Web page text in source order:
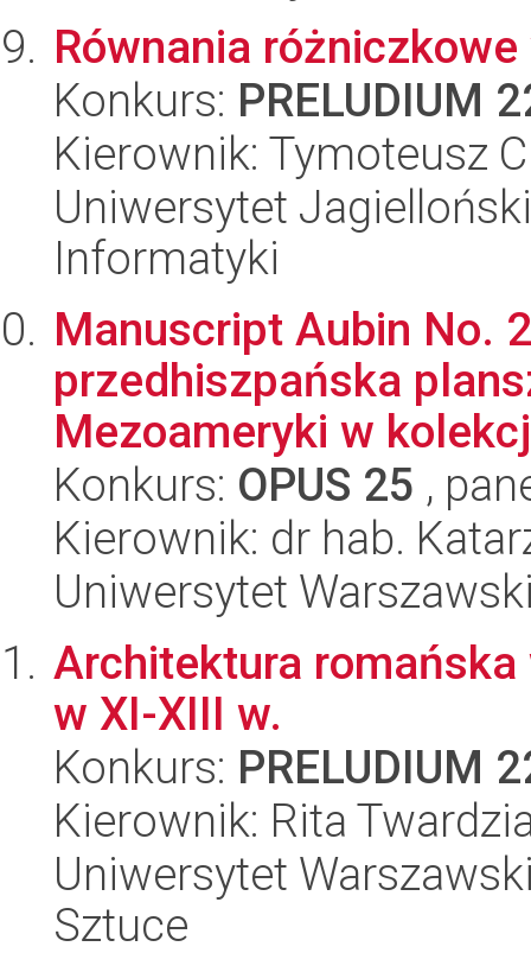
Równania
Konkurs: PRELUDIUM
Kierownik: Tymoteusz
Uniwersytet
Informatyki
Manuscript Aubin No.
przedhiszpańska
Mezoameryki w
Konkurs: OPUS 25 ,
Kierownik: dr hab.
Uniwersytet
Architektura romańska
w XI-XIII w.
Konkurs: PRELUDIUM
Kierownik: Rita
Uniwersytet
Sztuce